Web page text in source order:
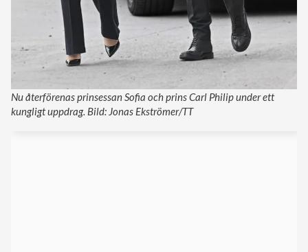
Nu återförenas prinsessan Sofia och prins Carl Philip under ett
kungligt uppdrag. Bild: Jonas Ekströmer/TT